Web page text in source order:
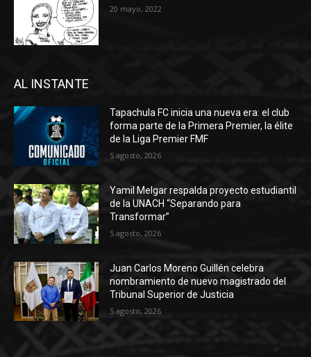
20 mayo, 2022
AL INSTANTE
Tapachula FC inicia una nueva era: el club
forma parte de la Primera Premier, la élite
de la Liga Premier FMF
5 agosto, 2026
Yamil Melgar respalda proyecto estudiantil
de la UNACH “Separando para
Transformar”
5 agosto, 2026
Juan Carlos Moreno Guillén celebra
nombramiento de nuevo magistrado del
Tribunal Superior de Justicia
5 agosto, 2026